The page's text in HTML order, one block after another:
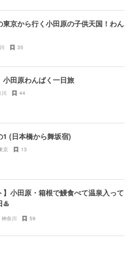
東京から行く小田原の子供天国！わん
35
田原わんぱく一日旅
川 44
1 (日本橋から舞坂宿)
京 13
】小田原・箱根で鰻食べて温泉入って
♨️
神奈川 59